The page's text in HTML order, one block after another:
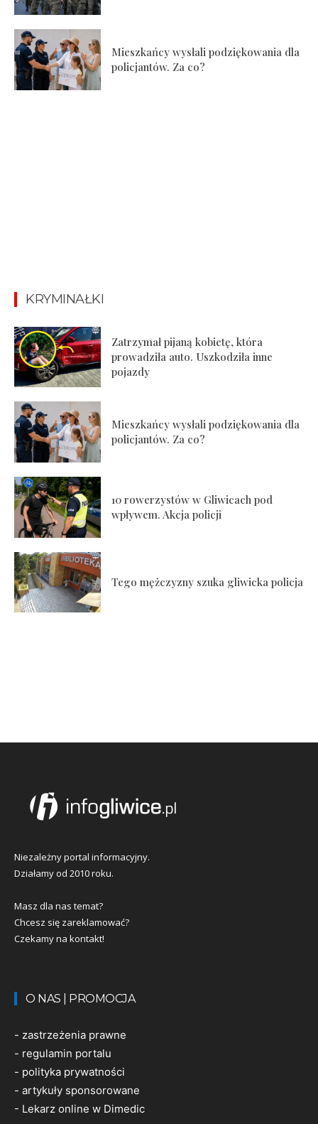
Mieszkańcy wysłali podziękowania dla
policjantów. Za co?
KRYMINAŁKI
Zatrzymał pijaną kobietę, która
prowadziła auto. Uszkodziła inne
pojazdy
Mieszkańcy wysłali podziękowania dla
policjantów. Za co?
10 rowerzystów w Gliwicach pod
wpływem. Akcja policji
Tego mężczyzny szuka gliwicka policja
Niezależny portal informacyjny.
Działamy od 2010 roku.
Masz dla nas temat?
Chcesz się zareklamować?
Czekamy na kontakt!
O NAS | PROMOCJA
- zastrzeżenia prawne
- regulamin portalu
- polityka prywatności
- artykuły sponsorowane
- Lekarz online w Dimedic